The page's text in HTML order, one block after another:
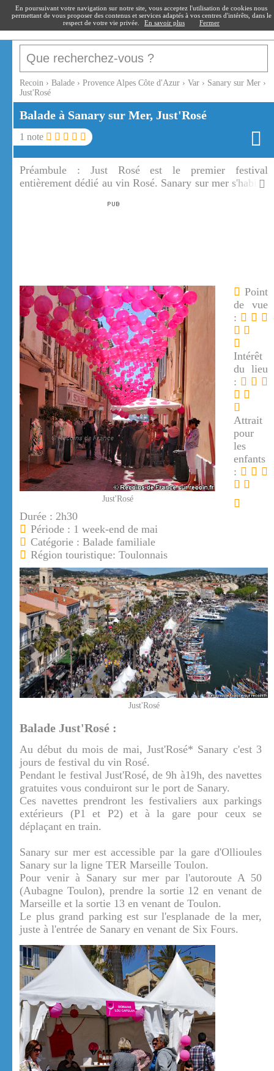
recoin.fr
Recoin › Balade › Provence Alpes Côte d'Azur › Var › Sanary sur Mer ›
Just'Rosé
Balade à Sanary sur Mer, Just'Rosé
1 note
Préambule : Just Rosé est le premier festival
entièrement dédié au vin Rosé. Sanary sur mer s'habille
Just'Rosé
Point
de vue
:
Intérêt
du lieu
:
Attrait
pour
les
enfants
:
Durée : 2h30
Période : 1 week-end de mai
Catégorie : Balade familiale
Région touristique: Toulonnais
Just'Rosé
Balade Just'Rosé :
Au début du mois de mai, Just'Rosé* Sanary c'est 3
jours de festival du vin Rosé.
Pendant le festival Just'Rosé, de 9h à19h, des navettes
gratuites vous conduiront sur le port de Sanary.
Ces navettes prendront les festivaliers aux parkings
extérieurs (P1 et P2) et à la gare pour ceux se
déplaçant en train.
Sanary sur mer est accessible par la gare d'Ollioules
Sanary sur la ligne TER Marseille Toulon.
Pour venir à Sanary sur mer par l'autoroute A 50
(Aubagne Toulon), prendre la sortie 12 en venant de
Marseille et la sortie 13 en venant de Toulon.
Le plus grand parking est sur l'esplanade de la mer,
juste à l'entrée de Sanary en venant de Six Fours.
En poursuivant votre navigation sur notre site, vous acceptez l'utilisation de cookies nous
permettant de vous proposer des contenus et services adaptés à vos centres d'intérêts, dans le
respect de votre vie privée.
En savoir plus Fermer